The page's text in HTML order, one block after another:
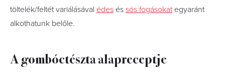
töltelék/feltét variálásával édes és sós fogásokategyaránt
alkothatunk belőle.
A gombóctészta alapreceptje